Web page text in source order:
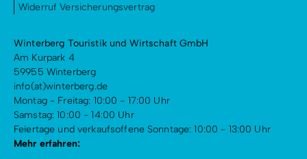
Widerruf Versicherungsvertrag
Winterberg Touristik und Wirtschaft GmbH
Am Kurpark 4
59955 Winterberg
info(at)winterberg.de
Montag - Freitag: 10:00 - 17:00 Uhr
Samstag: 10:00 - 14:00 Uhr
Feiertage und verkaufsoffene Sonntage: 10:00 - 13:00 Uhr
Mehr erfahren: